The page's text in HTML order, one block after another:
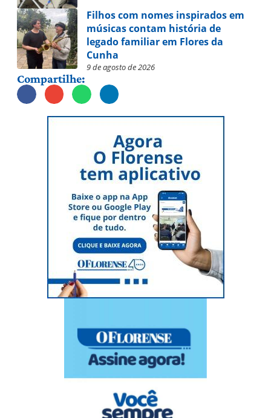
Filhos com nomes inspirados em
músicas contam história de
legado familiar em Flores da
Cunha
9 de agosto de 2026
Compartilhe: